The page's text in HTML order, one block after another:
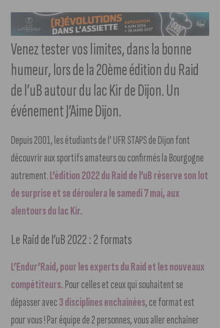
Venez tester vos limites, dans la bonne
humeur, lors de la 20ème édition du Raid
de l’uB autour du lac Kir de Dijon. Un
événement J’Aime Dijon.
Depuis 2001, les étudiants de l’ UFR STAPS de Dijon font
découvrir aux sportifs amateurs ou confirmés la Bourgogne
autrement.L’édition 2022 du Raid de l’uB réserve son lot
de surprise et se déroulera le samedi 7 mai, aux
alentours du lac Kir.
Le Raid de l’uB 2022 : 2 formats
L’Endur’Raid, pour les experts du Raid et les nouveaux
compétiteurs.Pour celles et ceux qui souhaitent se
dépasser avec3 disciplines enchaînées, ce format est
pour vous ! Par équipe de 2 personnes, vous aller enchaîner